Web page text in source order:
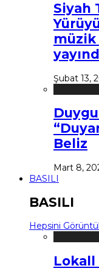
Siyah
müzik
Şubat 13,
Beliz
Mart 8,
BASILI
BASILI
Hepsini
Lokall